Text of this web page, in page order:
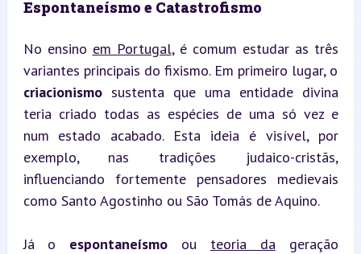
Espontaneísmo e Catastrofismo
No ensino em Portugal, é comum estudar as três
criacionismo sustenta que uma entidade divina
teria criado todas as espécies de uma só vez e
num estado acabado. Esta ideia é visível, por
exemplo, nas tradições judaico-cristãs,
influenciando fortemente pensadores medievais
como Santo Agostinho ou São Tomás de Aquino.
Já o espontaneísmo ou teoria da geração